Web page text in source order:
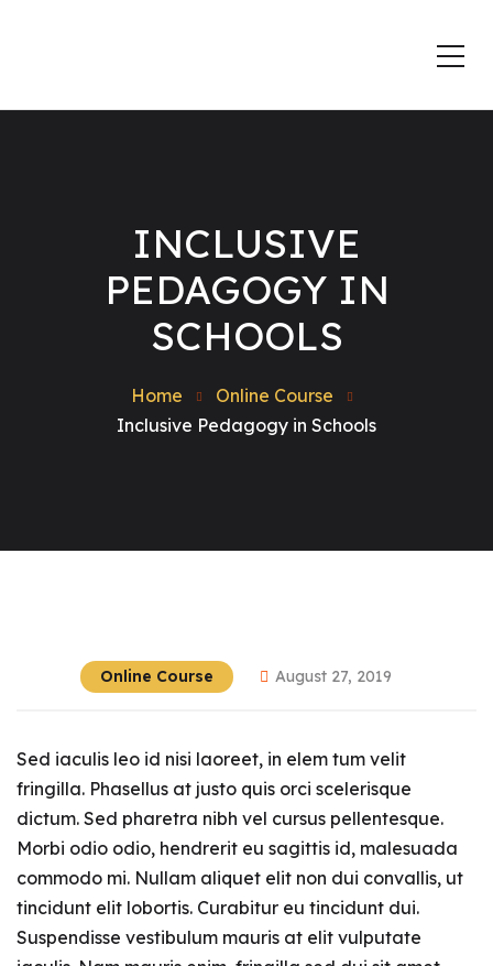
INCLUSIVE
PEDAGOGY IN
SCHOOLS
Home
Online Course
Inclusive Pedagogy in Schools
Online Course August 27, 2019
Sed iaculis leo id nisi laoreet, in elem tum velit
fringilla. Phasellus at justo quis orci scelerisque
dictum. Sed pharetra nibh vel cursus pellentesque.
Morbi odio odio, hendrerit eu sagittis id, malesuada
commodo mi. Nullam aliquet elit non dui convallis, ut
tincidunt elit lobortis. Curabitur eu tincidunt dui.
Suspendisse vestibulum mauris at elit vulputate